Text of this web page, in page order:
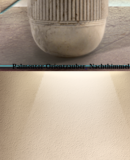
Palmentor-Orientzauber,Nachthimmel